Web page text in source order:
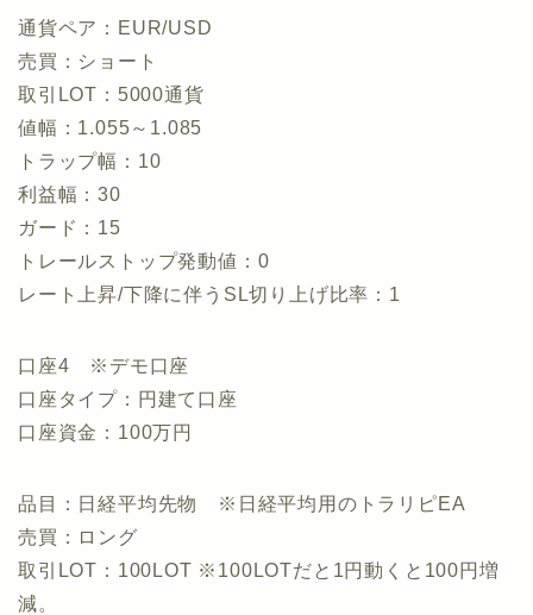
通貨ペア：EUR/USD
売買：ショート
取引LOT：5000通貨
値幅：1.055～1.085
トラップ幅：10
利益幅：30
ガード：15
トレールストップ発動値：0
レート上昇/下降に伴うSL切り上げ比率：1
口座4 ※デモ口座
口座タイプ：円建て口座
口座資金：100万円
品目：日経平均先物 ※日経平均用のトラリピEA
売買：ロング
取引LOT：100LOT ※100LOTだと1円動くと100円増
減。